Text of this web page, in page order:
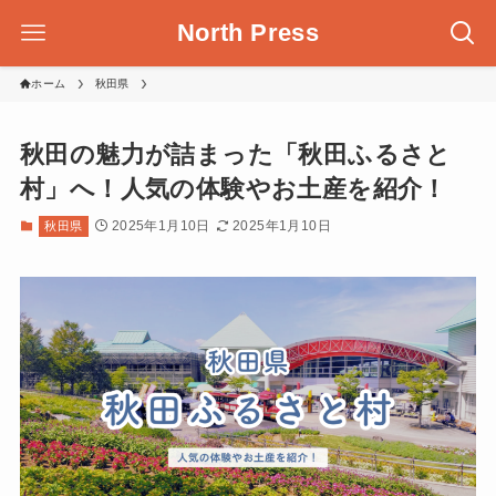
North Press
ホーム 秋田県
秋田の魅力が詰まった「秋田ふるさと
村」へ！人気の体験やお土産を紹介！
秋田県 2025年1月10日 2025年1月10日